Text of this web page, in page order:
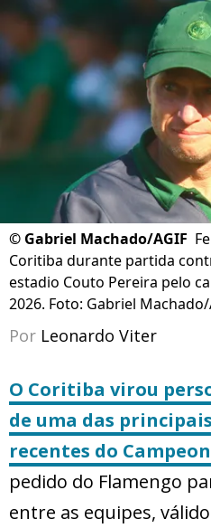
© Gabriel Machado/AGIF
Coritiba durante partida
estadio Couto Pereira pelo
2026. Foto: Gabriel Machado/
Por Leonardo Viter
O Coritiba virou
de uma das
recentes do
pedido do Flamengo
entre as equipes,